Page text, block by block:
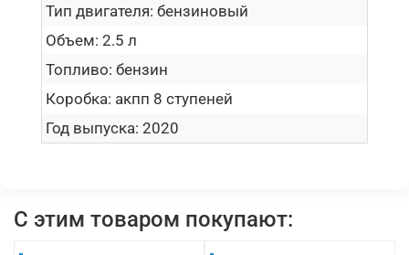
Тип двигателя: бензиновый
Объем: 2.5 л
Топливо: бензин
Коробка: акпп 8 ступеней
Год выпуска: 2020
С этим товаром покупают: